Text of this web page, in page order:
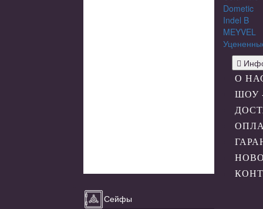
Сейфы
Dometic
Indel B
MEYVEL
О
ШОУ